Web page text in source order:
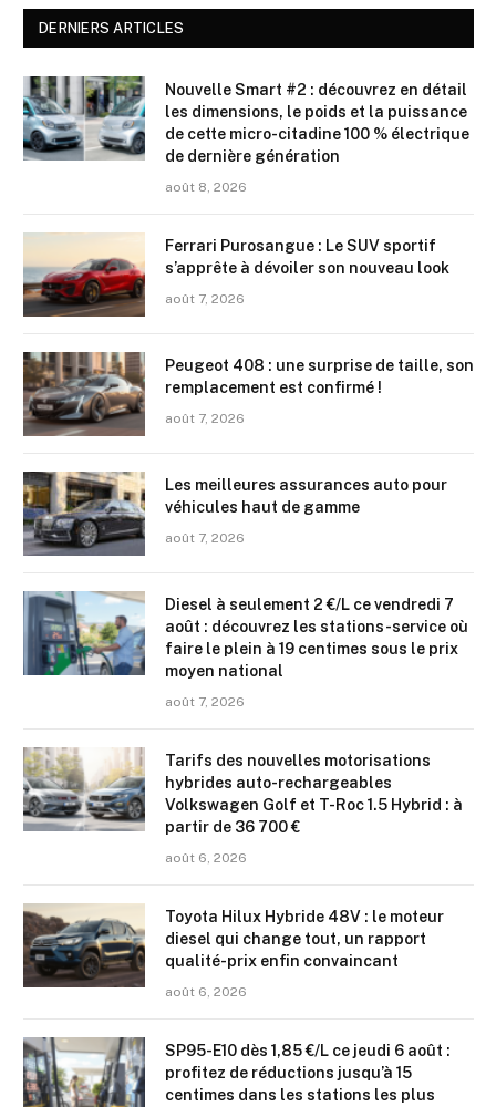
DERNIERS ARTICLES
Nouvelle Smart #2 : découvrez en détail
les dimensions, le poids et la puissance
de cette micro-citadine 100 % électrique
de dernière génération
août 8, 2026
Ferrari Purosangue : Le SUV sportif
s’apprête à dévoiler son nouveau look
août 7, 2026
Peugeot 408 : une surprise de taille, son
remplacement est confirmé !
août 7, 2026
Les meilleures assurances auto pour
véhicules haut de gamme
août 7, 2026
Diesel à seulement 2 €/L ce vendredi 7
août : découvrez les stations-service où
faire le plein à 19 centimes sous le prix
moyen national
août 7, 2026
Tarifs des nouvelles motorisations
hybrides auto-rechargeables
Volkswagen Golf et T-Roc 1.5 Hybrid : à
partir de 36 700 €
août 6, 2026
Toyota Hilux Hybride 48V : le moteur
diesel qui change tout, un rapport
qualité-prix enfin convaincant
août 6, 2026
SP95-E10 dès 1,85 €/L ce jeudi 6 août :
profitez de réductions jusqu’à 15
centimes dans les stations les plus